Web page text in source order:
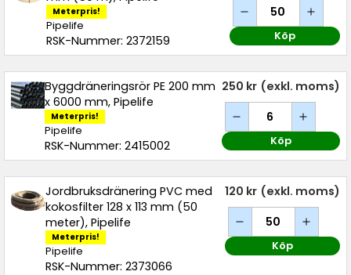
Meterpris!
Pipelife
RSK-Nummer: 2372159 Köp
Byggdräneringsrör PE 200 mm
x 6000 mm, Pipelife
Meterpris!
Pipelife
RSK-Nummer: 2415002
250 kr (exkl. moms)
Köp
Jordbruksdränering PVC med
kokosfilter 128 x 113 mm (50
meter), Pipelife
Meterpris!
Pipelife
RSK-Nummer: 2373066
120 kr (exkl. moms)
Köp